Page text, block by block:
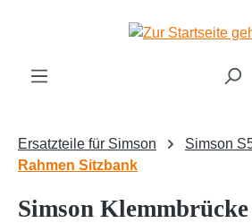
Zum Hauptinhalt springen
Ersatzteile für Simson
Simson
Rahmen Sitzbank
Simson Klemmbrücke